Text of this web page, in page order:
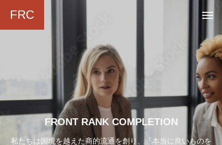
FRC
FRONT RANK COMPL ETION
私たちは国境を越えた商的流通を創り、「本当に良いものを